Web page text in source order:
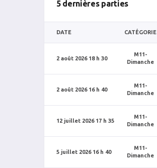
5 dernières parties
DATE CATÉGORIE
2 août 2026 18 h 30
M11-
Dimanche
2 août 2026 16 h 40
M11-
Dimanche
12 juillet 2026 17 h 35
M11-
Dimanche
5 juillet 2026 16 h 40
M11-
Dimanche